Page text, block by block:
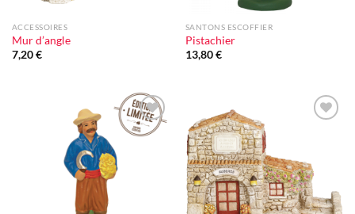
ACCESSOIRES
Mur d’angle
7,20€
SANTONS ESCOFFIER
Pistachier
13,80€
Ajouter